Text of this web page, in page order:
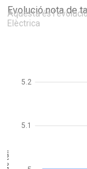
Evolució nota de
Aquesta és
Elèctrica
5.1
5.2